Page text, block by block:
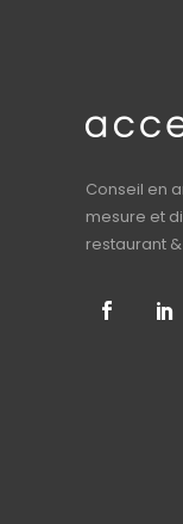
Conseil en
mesure et
restaurant